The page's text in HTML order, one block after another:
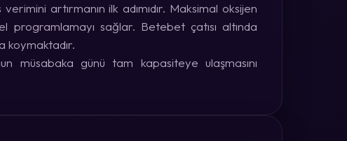
artırmanın ilk adımıdır. Maksimal oksijen
sağlar. Betebet çatısı altında
koymaktadır.
müsabaka günü tam kapasiteye ulaşmasını